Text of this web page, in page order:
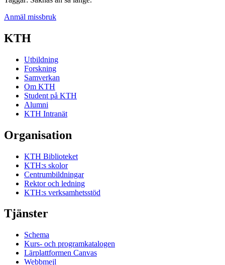
Anmäl missbruk
KTH
Utbildning
Forskning
Samverkan
Om KTH
Student på KTH
Alumni
KTH Intranät
Organisation
KTH Biblioteket
KTH:s skolor
Centrumbildningar
Rektor och ledning
KTH:s verksamhetsstöd
Tjänster
Schema
Kurs- och programkatalogen
Lärplattformen Canvas
Webbmejl